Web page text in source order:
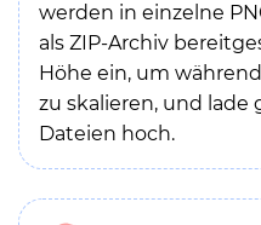
werden in einzelne
als ZIP-Archiv
Höhe ein, um
zu skalieren, und lade
Dateien hoch.